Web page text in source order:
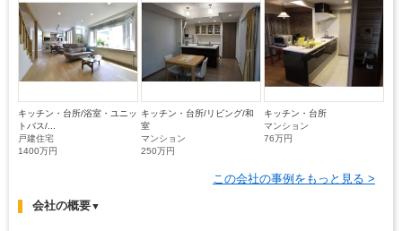
キッチン・台所/浴室・ユニッ
トバス/...
戸建住宅
1400万円
キッチン・台所/リビング/和
室
マンション
250万円
キッチン・台所
マンション
76万円
この会社の事例をもっと見る >
会社の概要▼